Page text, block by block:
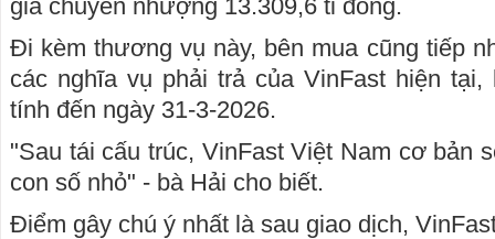
giá chuyển nhượng 13.309,6 tỉ đồng.
Đi kèm thương vụ này, bên mua cũng tiếp
các nghĩa vụ phải trả của VinFast hiện tại,
tính đến ngày 31-3-2026.
"Sau tái cấu trúc, VinFast Việt Nam cơ bản
con số nhỏ" - bà Hải cho biết.
Điểm gây chú ý nhất là sau giao dịch,